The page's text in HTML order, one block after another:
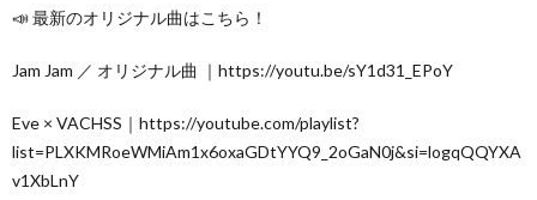
📣 最新のオリジナル曲はこちら！
Jam Jam ／ オリジナル曲 ｜https://youtu.be/sY1d31_EPoY
Eve × VACHSS｜https://youtube.com/playlist?
list=PLXKMRoeWMiAm1x6oxaGDtYYQ9_2oGaN0j&si=logqQQYXA
v1XbLnY